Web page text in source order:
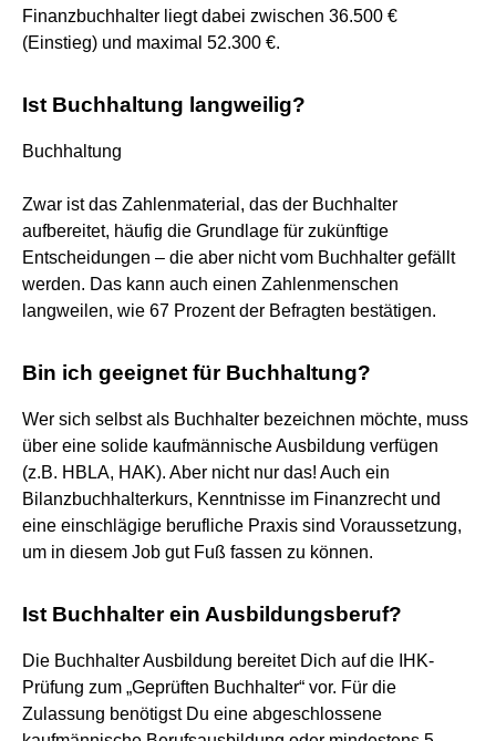
Finanzbuchhalter liegt dabei zwischen 36.500 €
(Einstieg) und maximal 52.300 €.
Ist Buchhaltung langweilig?
Buchhaltung
Zwar ist das Zahlenmaterial, das der Buchhalter
aufbereitet, häufig die Grundlage für zukünftige
Entscheidungen – die aber nicht vom Buchhalter gefällt
werden. Das kann auch einen Zahlenmenschen
langweilen, wie 67 Prozent der Befragten bestätigen.
Bin ich geeignet für Buchhaltung?
Wer sich selbst als Buchhalter bezeichnen möchte, muss
über eine solide kaufmännische Ausbildung verfügen
(z.B. HBLA, HAK). Aber nicht nur das! Auch ein
Bilanzbuchhalterkurs, Kenntnisse im Finanzrecht und
eine einschlägige berufliche Praxis sind Voraussetzung,
um in diesem Job gut Fuß fassen zu können.
Ist Buchhalter ein Ausbildungsberuf?
Die Buchhalter Ausbildung bereitet Dich auf die IHK-
Prüfung zum „Geprüften Buchhalter“ vor. Für die
Zulassung benötigst Du eine abgeschlossene